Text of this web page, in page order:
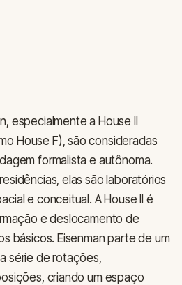
especialmente a House II
House F), são consideradas
formalista e autônoma.
elas são laboratórios
e conceitual. A House II é
e deslocamento de
básicos. Eisenman parte de um
série de rotações,
criando um espaço